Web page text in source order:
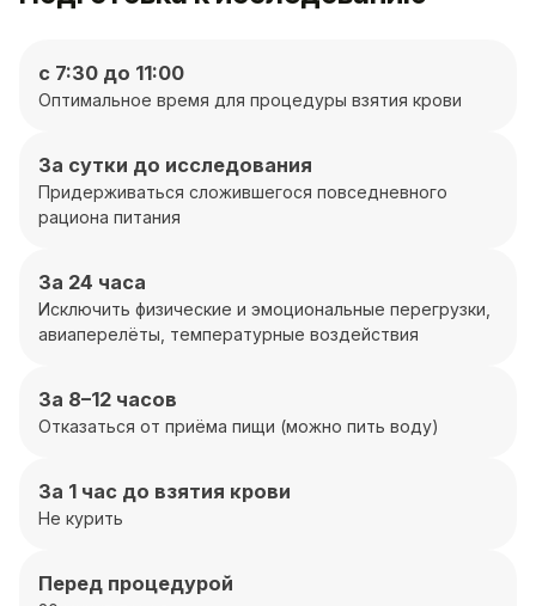
с 7:30 до 11:00
Оптимальное время для процедуры взятия крови
За сутки до исследования
Придерживаться сложившегося повседневного
рациона питания
За 24 часа
Исключить физические и эмоциональные перегрузки,
авиаперелёты, температурные воздействия
За 8–12 часов
Отказаться от приёма пищи (можно пить воду)
За 1 час до взятия крови
Не курить
Перед процедурой